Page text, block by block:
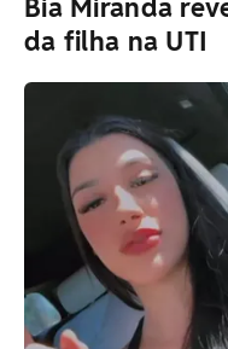
Bia Miranda
da filha na UTI